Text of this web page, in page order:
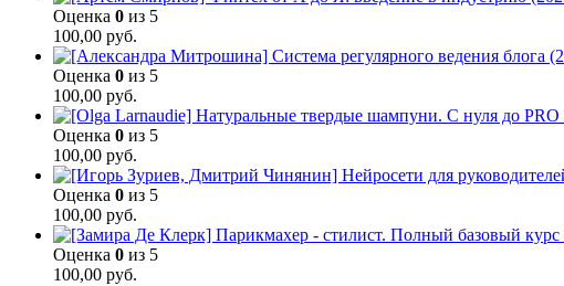
Оценка 0 из 5
100,00 руб.
Оценка 0 из 5
100,00 руб.
Оценка 0 из 5
100,00 руб.
Оценка 0 из 5
100,00 руб.
Оценка 0 из 5
100,00 руб.